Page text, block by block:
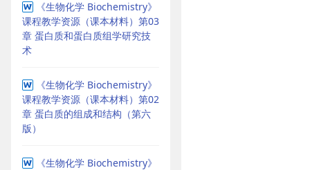
《生物化学 Biochemistry》
课程教学资源（课本材料）第03
章 蛋白质和蛋白质组学研究技
术
《生物化学 Biochemistry》
课程教学资源（课本材料）第02
章 蛋白质的组成和结构（第六
版）
《生物化学 Biochemistry》